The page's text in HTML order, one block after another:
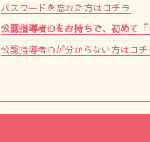
パスワードを忘れた方はコチラ
公認指導者IDをお持ちで、初めて
公認指導者IDが分からない方はコチ